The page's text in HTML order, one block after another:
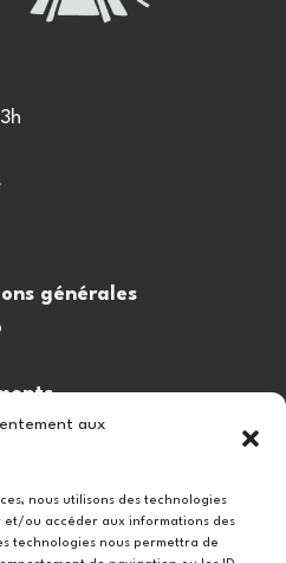
aux
nous utilisons des technologies
et/ou accéder aux informations des
technologies nous permettra de
générales